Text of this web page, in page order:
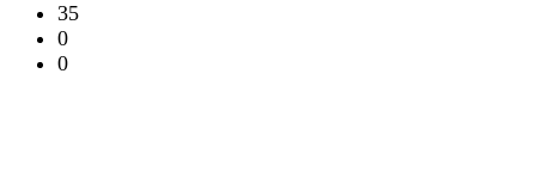
35
0
0